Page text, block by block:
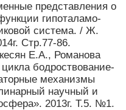
представления о
гипоталамо-
система. / Ж.
Стр.77-86.
Е.А., Романова
бодроствование-
механизмы
научный и
2013г. Т.5. №1.